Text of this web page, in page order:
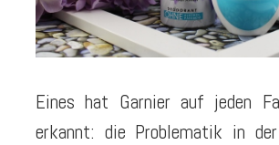
Eines hat Garnier auf jeden
erkannt: die Problematik in